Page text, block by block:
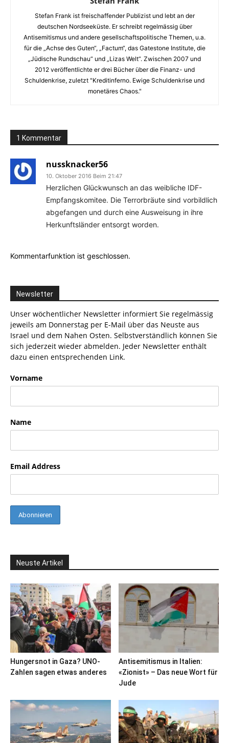
Stefan Frank ist freischaffender Publizist und lebt an der
deutschen Nordseeküste. Er schreibt regelmässig über
Antisemitismus und andere gesellschaftspolitische Themen, u.a.
für die „Achse des Guten“, „Factum“, das Gatestone Institute, die
„Jüdische Rundschau“ und „Lizas Welt“. Zwischen 2007 und
2012 veröffentlichte er drei Bücher über die Finanz- und
Schuldenkrise, zuletzt "Kreditinferno. Ewige Schuldenkrise und
monetäres Chaos."
1 Kommentar
nussknacker56
10. Oktober 2016 Beim 21:47
Herzlichen Glückwunsch an das weibliche IDF-
Empfangskomitee. Die Terrorbräute sind vorbildlich
abgefangen und durch eine Ausweisung in ihre
Herkunftsländer entsorgt worden.
Kommentarfunktion ist geschlossen.
Newsletter
Unser wöchentlicher Newsletter informiert Sie regelmässig
jeweils am Donnerstag per E-Mail über das Neuste aus
Israel und dem Nahen Osten. Selbstverständlich können Sie
sich jederzeit wieder abmelden. Jeder Newsletter enthält
dazu einen entsprechenden Link.
Vorname
Name
Email Address
Neuste Artikel
Hungersnot in Gaza? UNO-
Zahlen sagen etwas anderes
Antisemitismus in Italien:
«Zionist» – Das neue Wort für
Jude